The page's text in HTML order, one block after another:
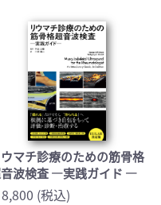
ウマチ診療のための筋骨格
波検査 ―実践ガイド ―
8,800 (税込)